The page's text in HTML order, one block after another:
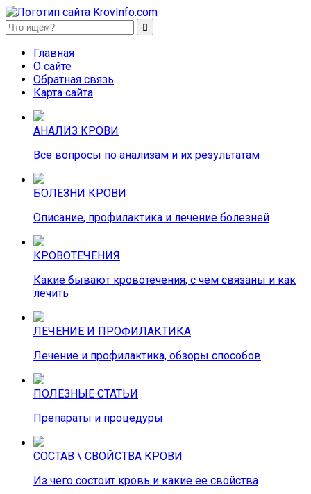
KrovInfo.com
Медицинский сайт о кровеносной системе.
Главная
О сайте
Обратная связь
Карта сайта
АНАЛИЗ КРОВИ
Все вопросы по анализам и их результатам
БОЛЕЗНИ КРОВИ
Описание, профилактика и лечение болезней
КРОВОТЕЧЕНИЯ
Какие бывают кровотечения, с чем связаны и как
лечить
ЛЕЧЕНИЕ И ПРОФИЛАКТИКА
Лечение и профилактика, обзоры способов
ПОЛЕЗНЫЕ СТАТЬИ
Препараты и процедуры
СОСТАВ \ СВОЙСТВА КРОВИ
Из чего состоит кровь и какие ее свойства